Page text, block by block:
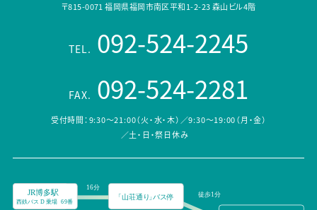
〒815-0071 福岡県福岡市南区平和1-2-23 森山ビル4階
TEL. 092-524-2245
FAX. 092-524-2281
受付時間：9:30～21:00（火・水・木）／9:30～19:00（月・金）
／土・日・祭日休み